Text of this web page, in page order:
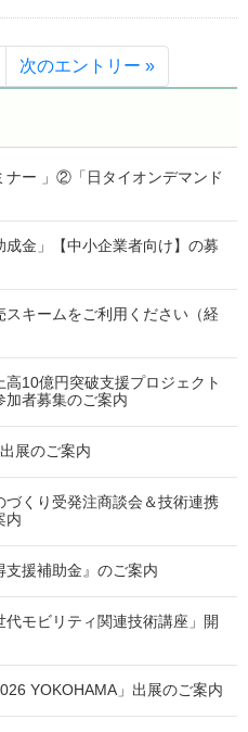
次のエントリー »
ー 」②「日タイオンデマンド
金」【中小企業者向け】の募
キームをご利用ください（経
10億円突破支援プロジェクト
加者募集のご案内
展のご案内
くり受発注商談会＆技術連携
内
援補助金』のご案内
モビリティ関連技術講座」開
YOKOHAMA」出展のご案内